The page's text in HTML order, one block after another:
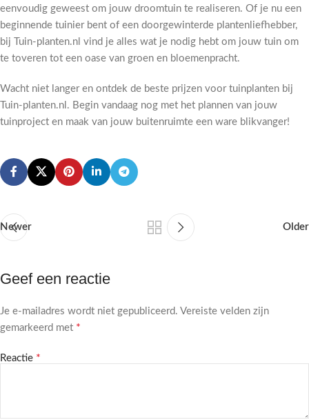
eenvoudig geweest om jouw droomtuin te realiseren. Of je nu een
beginnende tuinier bent of een doorgewinterde plantenliefhebber,
bij Tuin-planten.nl vind je alles wat je nodig hebt om jouw tuin om
te toveren tot een oase van groen en bloemenpracht.
Wacht niet langer en ontdek de beste prijzen voor tuinplanten bij
Tuin-planten.nl. Begin vandaag nog met het plannen van jouw
tuinproject en maak van jouw buitenruimte een ware blikvanger!
Newer Older
Geef een reactie
Je e-mailadres wordt niet gepubliceerd. Vereiste velden zijn
gemarkeerd met *
Reactie *